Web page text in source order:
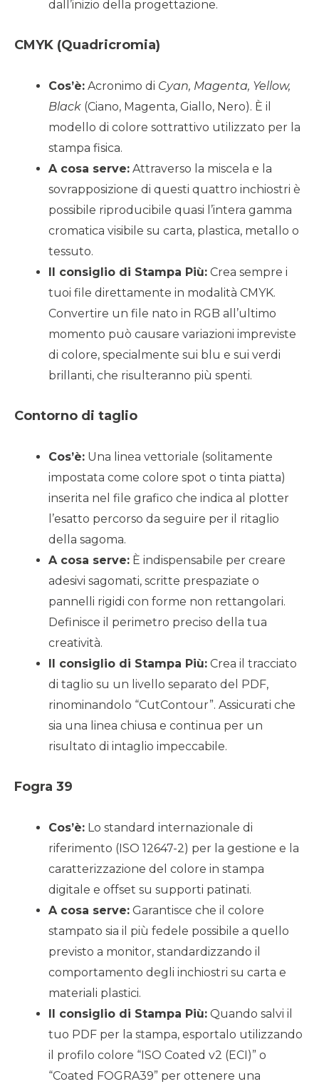
dall’inizio della progettazione.
CMYK (Quadricromia)
Cos’è: Acronimo di Cyan, Magenta, Yellow,
Black (Ciano, Magenta, Giallo, Nero). È il
modello di colore sottrattivo utilizzato per la
stampa fisica.
A cosa serve: Attraverso la miscela e la
sovrapposizione di questi quattro inchiostri è
possibile riproducibile quasi l’intera gamma
cromatica visibile su carta, plastica, metallo o
tessuto.
Il consiglio di Stampa Più: Crea sempre i
tuoi file direttamente in modalità CMYK.
Convertire un file nato in RGB all’ultimo
momento può causare variazioni impreviste
di colore, specialmente sui blu e sui verdi
brillanti, che risulteranno più spenti.
Contorno di taglio
Cos’è: Una linea vettoriale (solitamente
impostata come colore spot o tinta piatta)
inserita nel file grafico che indica al plotter
l’esatto percorso da seguire per il ritaglio
della sagoma.
A cosa serve: È indispensabile per creare
adesivi sagomati, scritte prespaziate o
pannelli rigidi con forme non rettangolari.
Definisce il perimetro preciso della tua
creatività.
Il consiglio di Stampa Più: Crea il tracciato
di taglio su un livello separato del PDF,
rinominandolo “CutContour”. Assicurati che
sia una linea chiusa e continua per un
risultato di intaglio impeccabile.
Fogra 39
Cos’è: Lo standard internazionale di
riferimento (ISO 12647-2) per la gestione e la
caratterizzazione del colore in stampa
digitale e offset su supporti patinati.
A cosa serve: Garantisce che il colore
stampato sia il più fedele possibile a quello
previsto a monitor, standardizzando il
comportamento degli inchiostri su carta e
materiali plastici.
Il consiglio di Stampa Più: Quando salvi il
tuo PDF per la stampa, esportalo utilizzando
il profilo colore “ISO Coated v2 (ECI)” o
“Coated FOGRA39” per ottenere una